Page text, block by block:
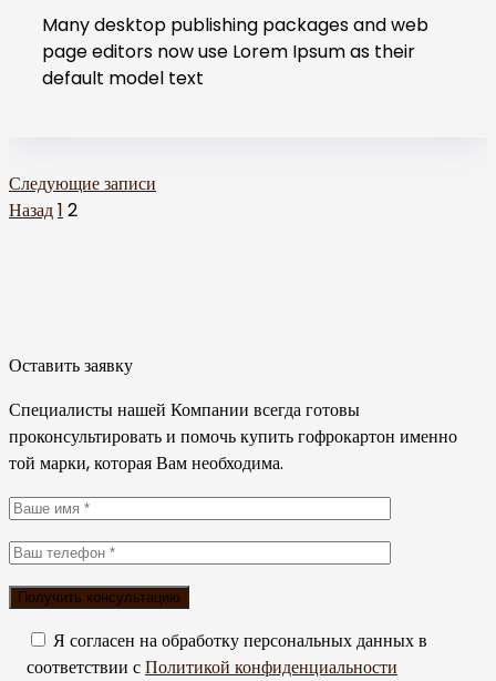
Many desktop publishing packages and web
page editors now use Lorem Ipsum as their
default model text
Навигация
Следующие записи
Пагинация
Назад1 2
Оставить заявку
Специалисты нашей Компании всегда готовы
проконсультировать и помочь купить гофрокартон именно
той марки, которая Вам необходима.
Я согласен на обработку персональных данных в
соответствии сПолитикой конфиденциальности